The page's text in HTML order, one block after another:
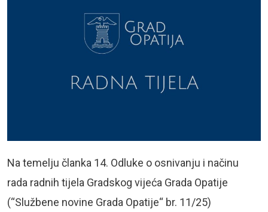
Na temelju članka 14. Odluke o osnivanju i načinu
rada radnih tijela Gradskog vijeća Grada Opatije
(“Službene novine Grada Opatije“ br. 11/25)